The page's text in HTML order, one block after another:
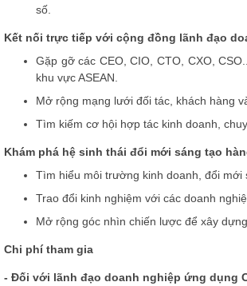
số.
Kết nối trực tiếp với cộng đồng lãnh đạo
Gặp gỡ các CEO, CIO, CTO, CXO, CSO..
khu vực ASEAN.
Mở rộng mạng lưới đối tác, khách hàng
Tìm kiếm cơ hội hợp tác kinh doanh,
Khám phá hệ sinh thái đổi mới sáng tạo
Tìm hiểu môi trường kinh doanh, đổi
Trao đổi kinh nghiệm với các doanh
Mở rộng góc nhìn chiến lược để xây
Chi phí tham gia
- Đối với lãnh đạo doanh nghiệp ứng dụng